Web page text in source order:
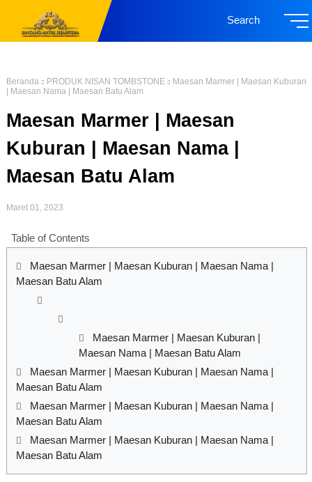
Search
Beranda PRODUK NISAN TOMBSTONE
Maesan Marmer | Maesan Kuburan
| Maesan Nama | Maesan Batu Alam
Maesan Marmer | Maesan
Kuburan | Maesan Nama |
Maesan Batu Alam
Maret 01, 2023
Table of Contents
Maesan Marmer | Maesan Kuburan | Maesan Nama |
Maesan Batu Alam
Maesan Marmer | Maesan Kuburan |
Maesan Nama | Maesan Batu Alam
Maesan Marmer | Maesan Kuburan | Maesan Nama |
Maesan Batu Alam
Maesan Marmer | Maesan Kuburan | Maesan Nama |
Maesan Batu Alam
Maesan Marmer | Maesan Kuburan | Maesan Nama |
Maesan Batu Alam